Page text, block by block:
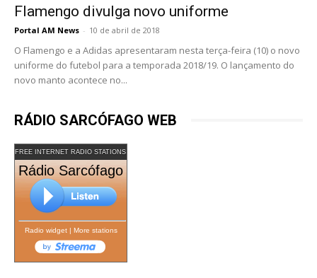
Flamengo divulga novo uniforme
Portal AM News - 10 de abril de 2018
O Flamengo e a Adidas apresentaram nesta terça-feira (10) o novo
uniforme do futebol para a temporada 2018/19. O lançamento do
novo manto acontece no...
RÁDIO SARCÓFAGO WEB
FREE INTERNET RADIO STATIONS
Rádio Sarcófago
Radio widget| More stations